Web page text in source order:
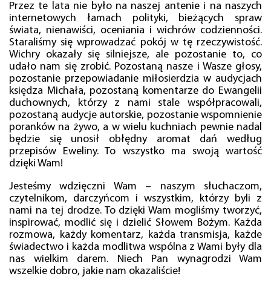
Przez te lata nie było na naszej antenie i na naszych
internetowych łamach polityki, bieżących spraw
świata, nienawiści, oceniania i wichrów codzienności.
Staraliśmy się wprowadzać pokój w tę rzeczywistość.
Wichry okazały się silniejsze, ale pozostanie to, co
udało nam się zrobić. Pozostaną nasze i Wasze głosy,
pozostanie przepowiadanie miłosierdzia w audycjach
księdza Michała, pozostaną komentarze do Ewangelii
duchownych, którzy z nami stale współpracowali,
pozostaną audycje autorskie, pozostanie wspomnienie
poranków na żywo, a w wielu kuchniach pewnie nadal
będzie się unosił obłędny aromat dań według
przepisów Eweliny. To wszystko ma swoją wartość
dzięki Wam!
Jesteśmy wdzięczni Wam – naszym słuchaczom,
czytelnikom, darczyńcom i wszystkim, którzy byli z
nami na tej drodze. To dzięki Wam mogliśmy tworzyć,
inspirować, modlić się i dzielić Słowem Bożym. Każda
rozmowa, każdy komentarz, każda transmisja, każde
świadectwo i każda modlitwa wspólna z Wami były dla
nas wielkim darem. Niech Pan wynagrodzi Wam
wszelkie dobro, jakie nam okazaliście!